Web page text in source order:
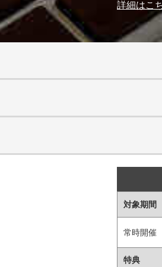
詳細はこ
対象期間
常時開催
特典